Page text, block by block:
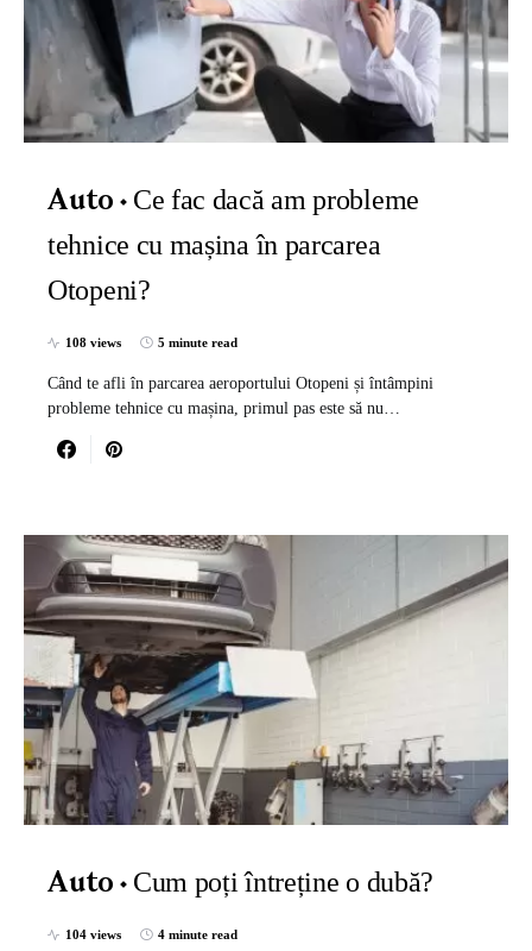
Auto
Ce fac dacă am probleme
tehnice cu mașina în parcarea
Otopeni?
108 views 5 minute read
Când te afli în parcarea aeroportului Otopeni și întâmpini
probleme tehnice cu mașina, primul pas este să nu…
Auto Cum poți întreține o dubă?
104 views 4 minute read